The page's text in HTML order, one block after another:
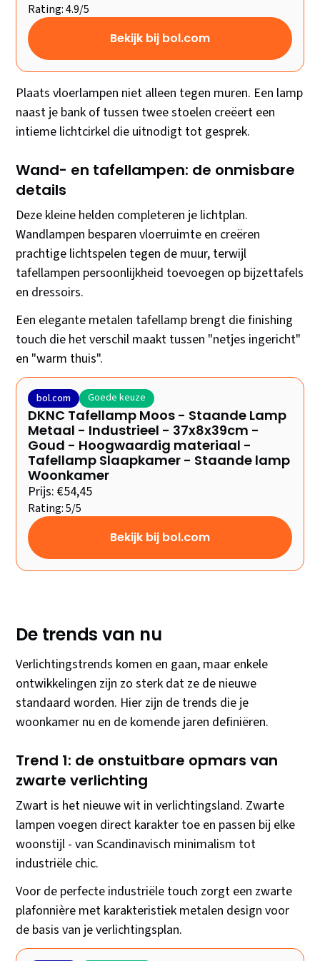
Rating: 4.9/5
Bekijk bij bol.com
Plaats vloerlampen niet alleen tegen muren. Een lamp
naast je bank of tussen twee stoelen creëert een
intieme lichtcirkel die uitnodigt tot gesprek.
Wand- en tafellampen: de onmisbare
details
Deze kleine helden completeren je lichtplan.
Wandlampen besparen vloerruimte en creëren
prachtige lichtspelen tegen de muur, terwijl
tafellampen persoonlijkheid toevoegen op bijzettafels
en dressoirs.
Een elegante metalen tafellamp brengt die finishing
touch die het verschil maakt tussen "netjes ingericht"
en "warm thuis".
bol.com Goede keuze
DKNC Tafellamp Moos - Staande Lamp
Metaal - Industrieel - 37x8x39cm -
Goud - Hoogwaardig materiaal -
Tafellamp Slaapkamer - Staande lamp
Woonkamer
Prijs: €54,45
Rating: 5/5
Bekijk bij bol.com
De trends van nu
Verlichtingstrends komen en gaan, maar enkele
ontwikkelingen zijn zo sterk dat ze de nieuwe
standaard worden. Hier zijn de trends die je
woonkamer nu en de komende jaren definiëren.
Trend 1: de onstuitbare opmars van
zwarte verlichting
Zwart is het nieuwe wit in verlichtingsland. Zwarte
lampen voegen direct karakter toe en passen bij elke
woonstijl - van Scandinavisch minimalism tot
industriële chic.
Voor de perfecte industriële touch zorgt een zwarte
plafonnière met karakteristiek metalen design voor
de basis van je verlichtingsplan.